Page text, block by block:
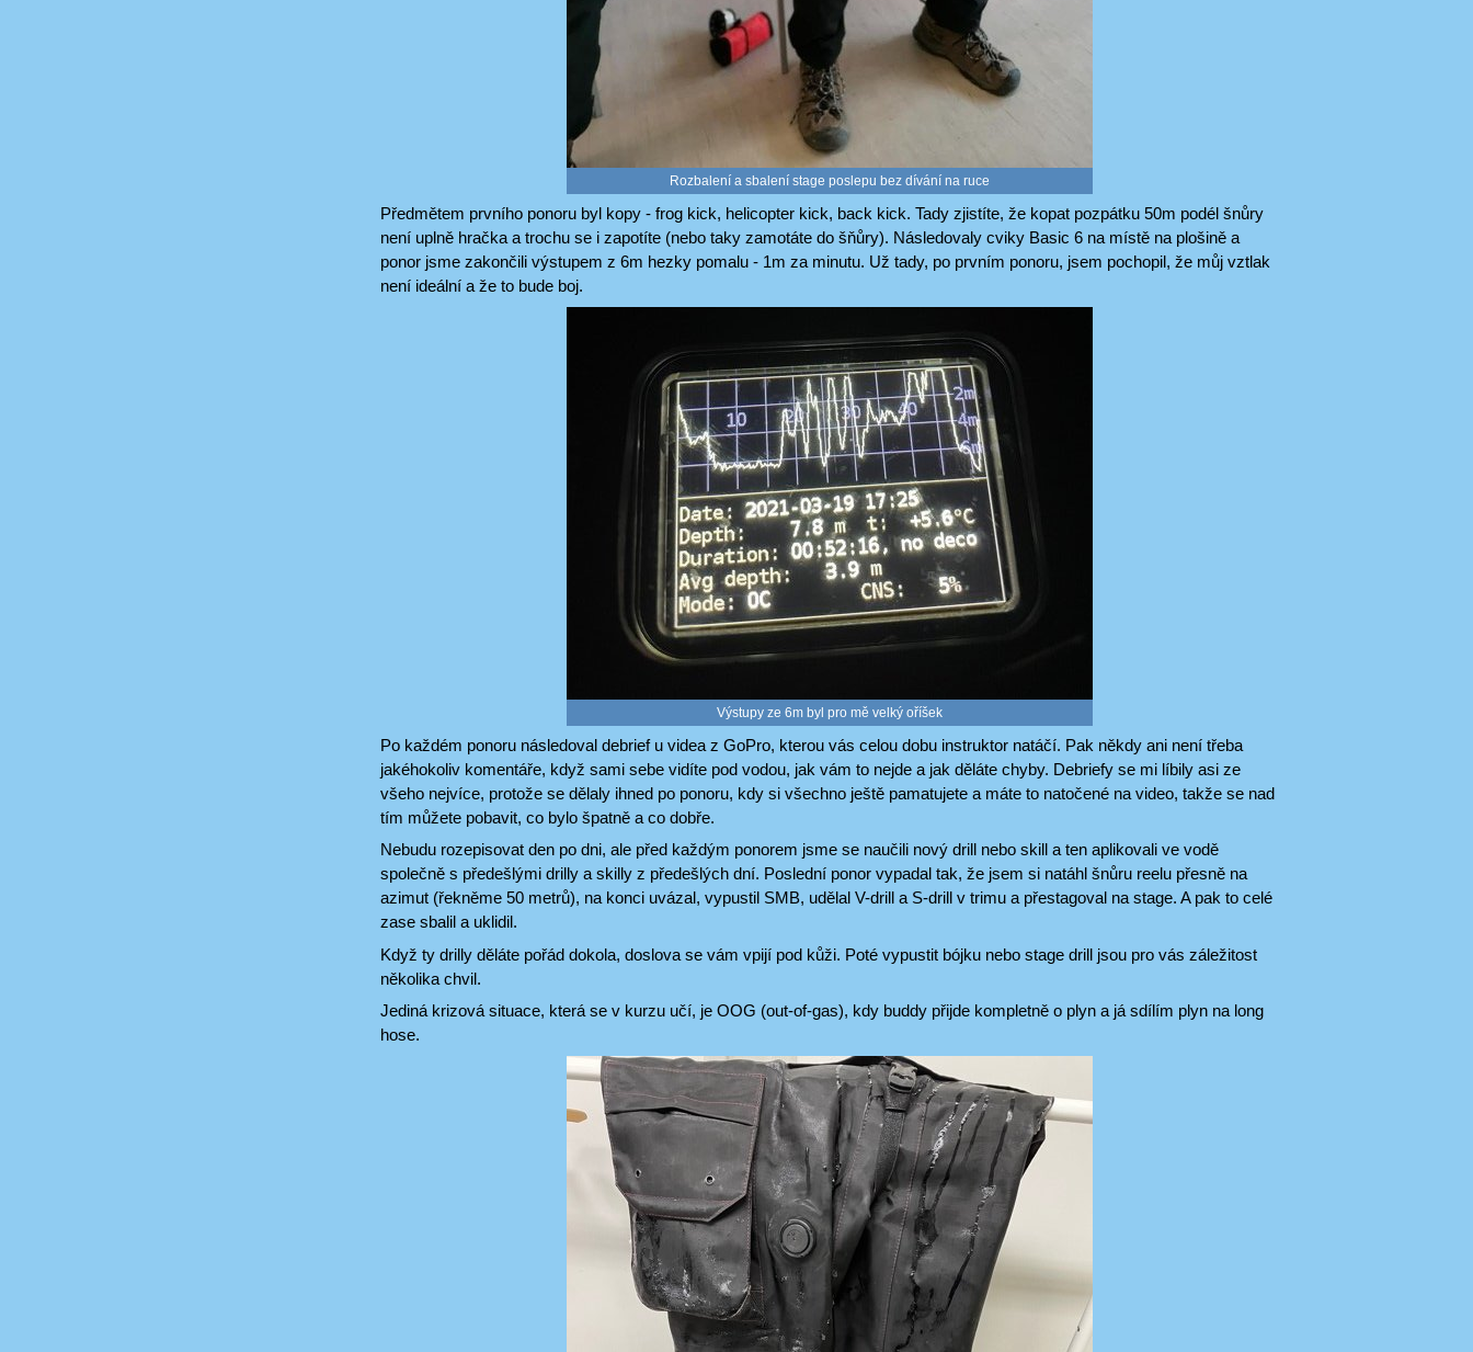
Rozbalení a sbalení stage poslepu bez dívání na ruce
Předmětem prvního ponoru byl kopy - frog kick, helicopter kick, back kick. Tady zjistíte, že kopat pozpátku 50m podél šnůry
není uplně hračka a trochu se i zapotíte (nebo taky zamotáte do šňůry). Následovaly cviky Basic 6 na místě na plošině a
ponor jsme zakončili výstupem z 6m hezky pomalu - 1m za minutu. Už tady, po prvním ponoru, jsem pochopil, že můj vztlak
není ideální a že to bude boj.
Výstupy ze 6m byl pro mě velký oříšek
Po každém ponoru následoval debrief u videa z GoPro, kterou vás celou dobu instruktor natáčí. Pak někdy ani není třeba
jakéhokoliv komentáře, když sami sebe vidíte pod vodou, jak vám to nejde a jak děláte chyby. Debriefy se mi líbily asi ze
všeho nejvíce, protože se dělaly ihned po ponoru, kdy si všechno ještě pamatujete a máte to natočené na video, takže se nad
tím můžete pobavit, co bylo špatně a co dobře.
Nebudu rozepisovat den po dni, ale před každým ponorem jsme se naučili nový drill nebo skill a ten aplikovali ve vodě
společně s předešlými drilly a skilly z předešlých dní. Poslední ponor vypadal tak, že jsem si natáhl šnůru reelu přesně na
azimut (řekněme 50 metrů), na konci uvázal, vypustil SMB, udělal V-drill a S-drill v trimu a přestagoval na stage. A pak to celé
zase sbalil a uklidil.
Když ty drilly děláte pořád dokola, doslova se vám vpijí pod kůži. Poté vypustit bójku nebo stage drill jsou pro vás záležitost
několika chvil.
Jediná krizová situace, která se v kurzu učí, je OOG (out-of-gas), kdy buddy přijde kompletně o plyn a já sdílím plyn na long
hose.